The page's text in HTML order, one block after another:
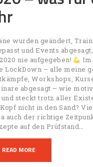
wurden geändert,
und Events
nie aufgegeben!
Im
LockDown – alle meine
Workshops,
abgesagt – wie
steckt trotz aller
nicht in den Sand?
auch der richtige
auf den Prüfstand…
READ MORE